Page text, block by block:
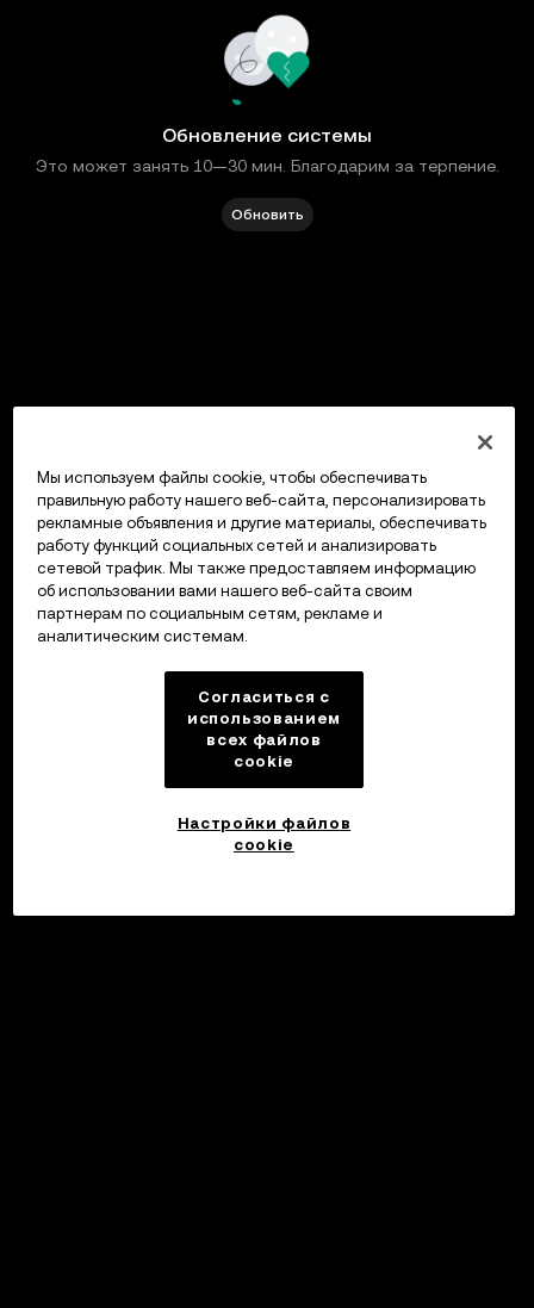
Обновление системы
Это может занять 10—30 мин. Благодарим за терпение.
Обновить
Мы используем файлы cookie, чтобы обеспечивать
правильную работу нашего веб-сайта, персонализировать
рекламные объявления и другие материалы, обеспечивать
работу функций социальных сетей и анализировать
сетевой трафик. Мы также предоставляем информацию
об использовании вами нашего веб-сайта своим
партнерам по социальным сетям, рекламе и
аналитическим системам.
Согласиться с
использованием
всех файлов
cookie
Настройки файлов
cookie